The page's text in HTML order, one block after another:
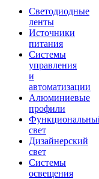
Светодиодные
ленты
Источники
питания
Системы
управления
и
автоматизации
Алюминиевые
профили
свет
Дизайнерский
свет
Системы
освещения